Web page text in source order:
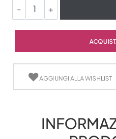
AGGIUNGI ALLA WISHLIST